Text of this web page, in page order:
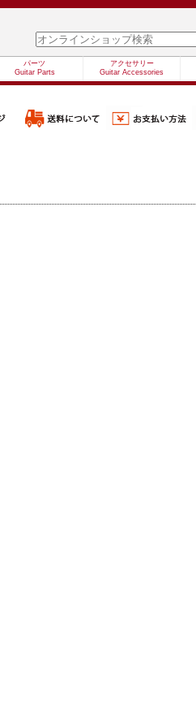
パーツ
Guitar Parts
アクセサリー
Guitar Accessories